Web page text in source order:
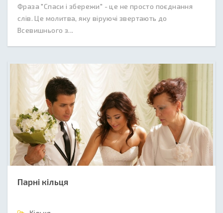
Фраза "Спаси і збережи" - це не просто поєднання
слів. Це молитва, яку віруючі звертають до
Всевишнього з...
Парні кільця